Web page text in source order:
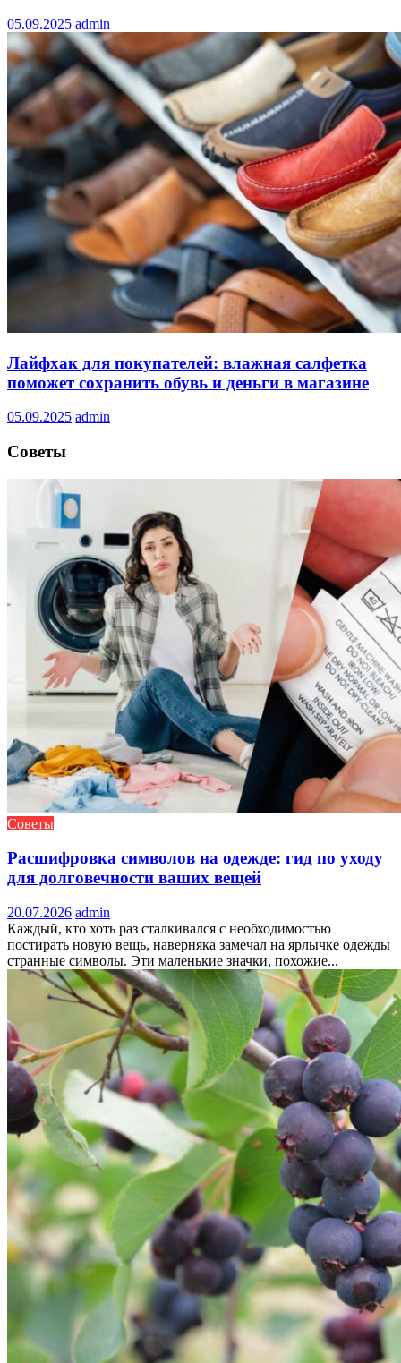
05.09.2025 admin
Лайфхак для покупателей: влажная салфетка
поможет сохранить обувь и деньги в магазине
05.09.2025 admin
Советы
Советы
Расшифровка символов на одежде: гид по уходу
для долговечности ваших вещей
20.07.2026 admin
Каждый, кто хоть раз сталкивался с необходимостью
постирать новую вещь, наверняка замечал на ярлычке одежды
странные символы. Эти маленькие значки, похожие...